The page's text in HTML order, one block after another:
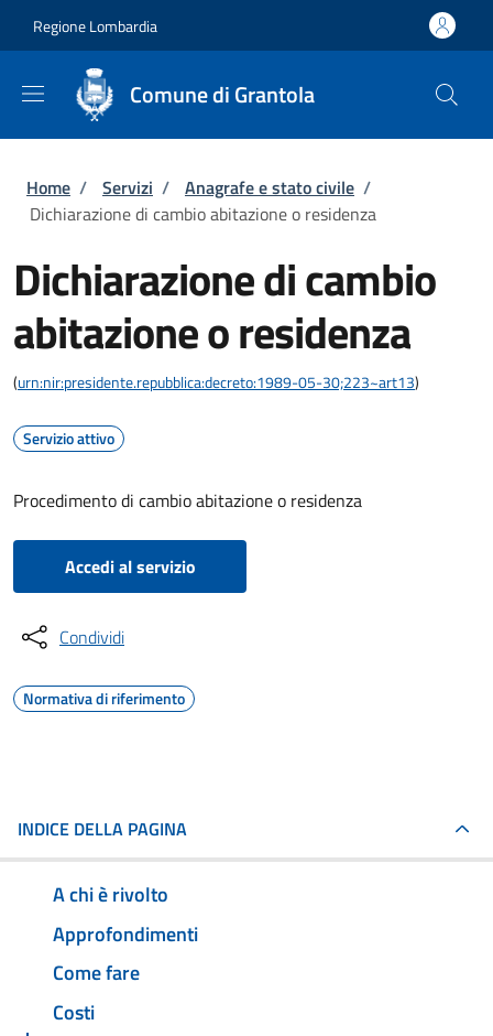
Regione Lombardia
Comune di Grantola
Briciole di pane
Home / Servizi / Anagrafe e stato civile /
Dichiarazione di cambio abitazione o residenza
Dichiarazione di cambio
abitazione o residenza
(urn:nir:presidente.repubblica:decreto:1989-05-30;223~art13)
Servizio attivo
Procedimento di cambio abitazione o residenza
Accedi al servizio
Condividi
Normativa di riferimento
INDICE DELLA PAGINA
A chi è rivolto
Approfondimenti
Come fare
Costi